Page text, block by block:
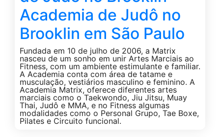
Academia de Judô no
Brooklin em São Paulo
Fundada em 10 de julho de 2006, a Matrix
nasceu de um sonho em unir Artes Marciais ao
Fitness, com um ambiente estimulante e familiar.
A Academia conta com área de tatame e
musculação, vestiários masculino e feminino. A
Academia Matrix, oferece diferentes artes
marciais como o Taekwondo, Jiu Jitsu, Muay
Thai, Judô e MMA, e no Fitness algumas
modalidades como o Personal Grupo, Tae Boxe,
Pilates e Circuito funcional.